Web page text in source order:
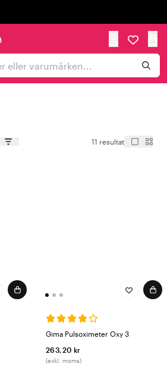
11 resultat
Gima Pulsoximeter Oxy 3
263,20 kr
(exkl. moms)